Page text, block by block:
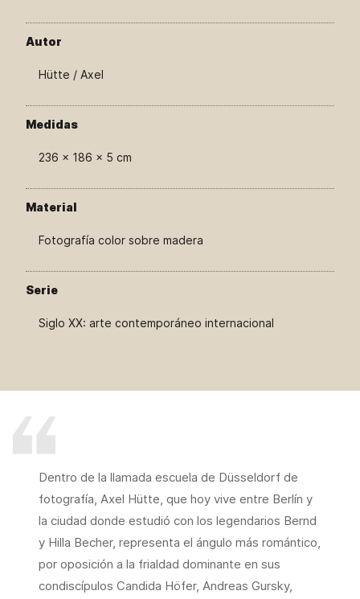
Autor
Hütte / Axel
Medidas
236 × 186 × 5 cm
Material
Fotografía color sobre madera
Serie
Siglo XX: arte contemporáneo internacional
Dentro de la llamada escuela de Düsseldorf de
fotografía, Axel Hütte, que hoy vive entre Berlín y
la ciudad donde estudió con los legendarios Bernd
y Hilla Becher, representa el ángulo más romántico,
por oposición a la frialdad dominante en sus
condiscípulos Candida Höfer, Andreas Gursky,